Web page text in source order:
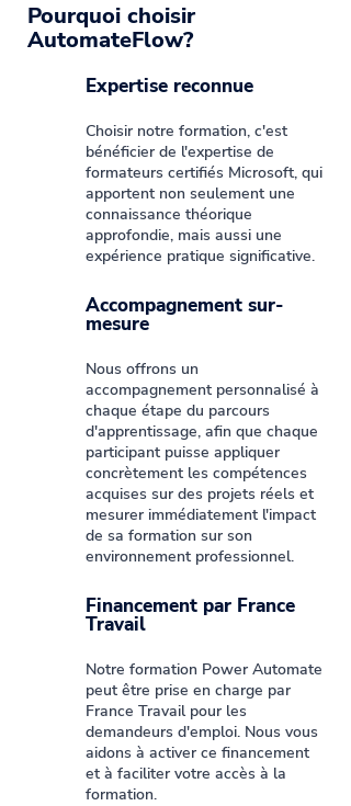
Pourquoi choisir
AutomateFlow?
Expertise reconnue
Choisir notre formation, c'est
bénéficier de l'expertise de
formateurs certifiés Microsoft, qui
apportent non seulement une
connaissance théorique
approfondie, mais aussi une
expérience pratique significative.
Accompagnement sur-
mesure
Nous offrons un
accompagnement personnalisé à
chaque étape du parcours
d'apprentissage, afin que chaque
participant puisse appliquer
concrètement les compétences
acquises sur des projets réels et
mesurer immédiatement l'impact
de sa formation sur son
environnement professionnel.
Financement par France
Travail
Notre formation Power Automate
peut être prise en charge par
France Travail pour les
demandeurs d'emploi. Nous vous
aidons à activer ce financement
et à faciliter votre accès à la
formation.